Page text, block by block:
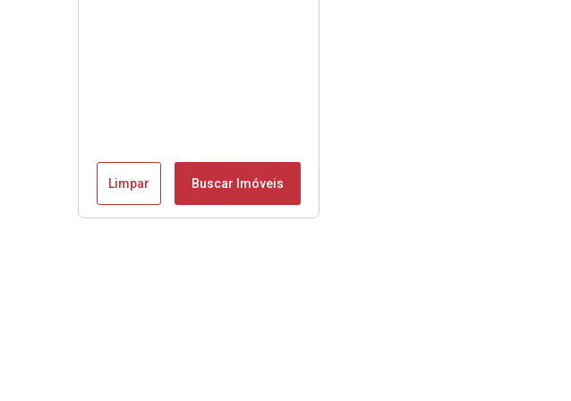
Limpar Buscar Imóveis